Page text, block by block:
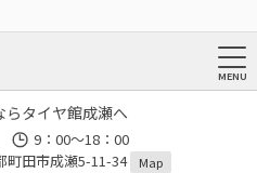
らタイヤ館成瀬へ
9：00～18：00
田市成瀬5-11-34
Map